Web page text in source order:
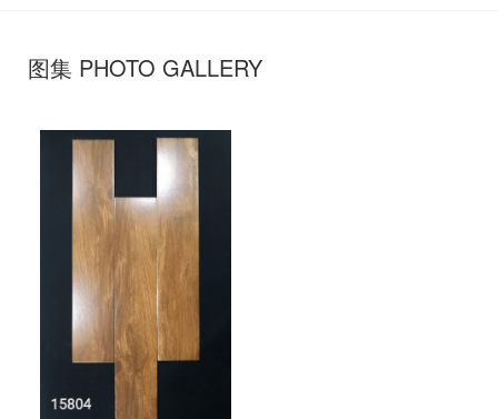
图集 PHOTO GALLERY